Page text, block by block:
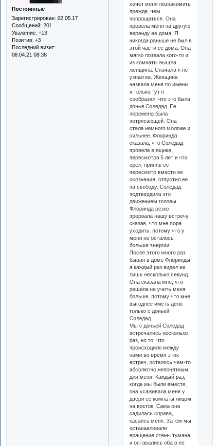
Постоянные
Зарегистрирован: 02.05.17
Сообщений: 201
Уважение: +13
Позитив: +3
Последний визит:
08.04.21 08:38
хочет меня познакомить
прежде, чем
попрощаться. Она
провела меня на другую
веранду ее дома. Я
никогда раньше не был в
этой части ее дома. Она
мягко позвала кого-то и
из комнаты вышла
женщина. Сначала я не
узнал ее. Женщина
назвала меня по имени
и только тут я
сообразил, что это была
донья Соледад. Ее
перемена была
потрясающей. Она
стала намного моложе и
сильнее. Флоринда
сказала, что Соледад
провела в ящике
пересмотра 5 лет и что
орел, приняв ее
пересмотр вместо ее
осознания, отпустил ее
на свободу. Соледад
подтвердила это
движением головы.
Флоринда резко
прервала нашу встречу,
сказав, что мне пора
уходить, потому что у
меня не осталось
больше энергии.
После этого много раз
бывая в доме Флоринды,
я каждый раз видел ее
лишь несколько секунд.
Она сказала мне, что
решила не учить меня
больше, потому что мне
выгоднее иметь дело
только с доньей
Соледад.
Мы с доньей Соледад
встречались несколько
раз, но то, что
происходило между
нами во время этих
встреч, осталось чем-то
абсолютно непонятным
для меня. Каждый раз,
когда мы были вместе,
она усаживала меня у
двери ее комнаты лицом
на восток. Сама она
садилась справа,
касаясь меня. Затем мы
останавливали
вращение стены тумана
и оставались оба в ее